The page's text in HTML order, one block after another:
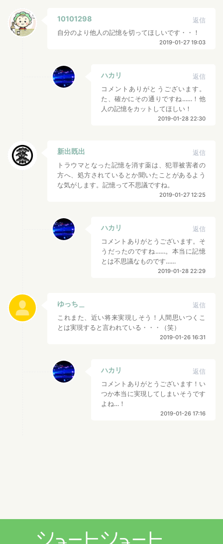
10101298
返信
自分のより他人の記憶を切ってほしいです・・！
2019-01-27 19:03
ハカリ
返信
コメントありがとうございます。
た、確かにその通りですね……！他
人の記憶をカットしてほしい！
2019-01-28 22:30
新出既出
返信
トラウマとなった記憶を消す薬は、犯罪被害者の
方へ、処方されているとか聞いたことがあるよう
な気がします。記憶って不思議ですね。
2019-01-27 12:25
ハカリ
返信
コメントありがとうございます。そ
うだったのですね……。本当に記憶
とは不思議なものです……
2019-01-28 22:29
ゆっち＿
返信
これまた、近い将来実現しそう！人間思いつくこ
とは実現すると言われている・・・（笑）
2019-01-26 16:31
ハカリ
返信
コメントありがとうございます！い
つか本当に実現してしまいそうです
よね…！
2019-01-26 17:16